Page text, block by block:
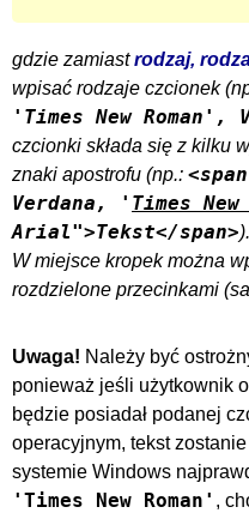
gdzie zamiastrodzaj,
wpisać rodzaje czcionek
'Times New Roman',
czcionki składa się z kilku
znaki apostrofu (np.:
Verdana,
' Times New
Arial">Tekst</span>).
W miejsce kropek można
rozdzielone przecinkami
Uwaga! Należy być
ponieważ jeśli użytkownik
będzie posiadał podanej
operacyjnym, tekst
systemie Windows
'Times New Roman' ,